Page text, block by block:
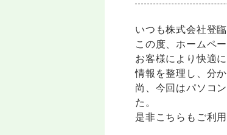
いつも株式会社登
この度、ホームペ
お客様により快適
情報を整理し、分
尚、今回はパソコ
た。
是非こちらもご利用